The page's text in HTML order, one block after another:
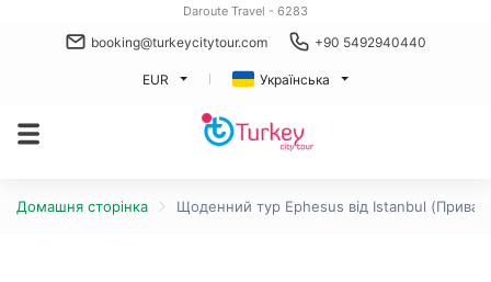
Daroute Travel - 6283
booking@turkeycitytour.com +90 5492940440
EUR Українська
Домашня сторінка Щоденний тур Ephesus від Istanbul (Приват)